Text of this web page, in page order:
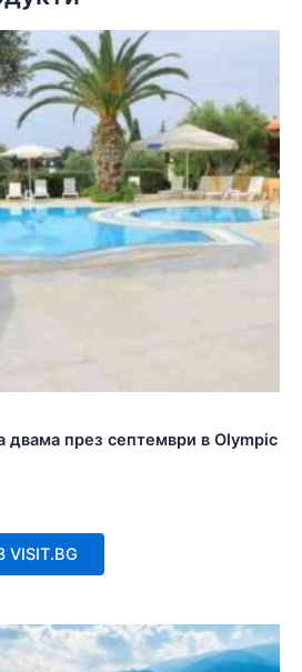
двама през септември в Olympic